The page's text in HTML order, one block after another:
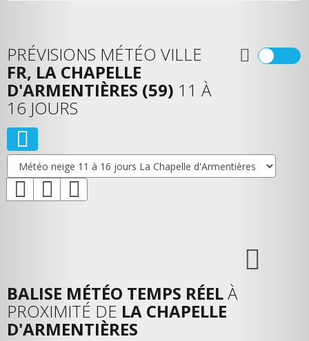
PRÉVISIONS MÉTÉO VILLE
FR, LA CHAPELLE
D'ARMENTIÈRES (59) 11 À
16 JOURS
BALISE MÉTÉO TEMPS RÉELÀ
PROXIMITÉ DE LA CHAPELLE
D'ARMENTIÈRES